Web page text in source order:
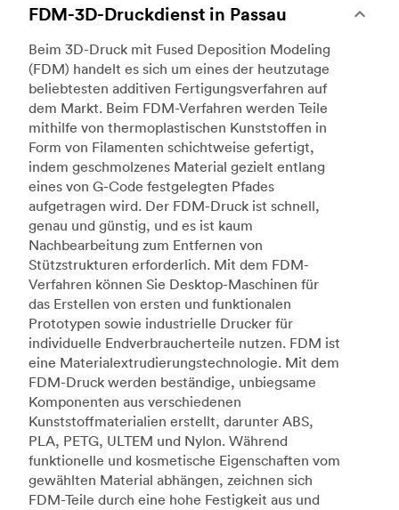
FDM-3D-Druckdienst in Passau
Beim 3D-Druck mit Fused Deposition Modeling
(FDM) handelt es sich um eines der heutzutage
beliebtesten additiven Fertigungsverfahren auf
dem Markt. Beim FDM-Verfahren werden Teile
mithilfe von thermoplastischen Kunststoffen in
Form von Filamenten schichtweise gefertigt,
indem geschmolzenes Material gezielt entlang
eines von G-Code festgelegten Pfades
aufgetragen wird. Der FDM-Druck ist schnell,
genau und günstig, und es ist kaum
Nachbearbeitung zum Entfernen von
Stützstrukturen erforderlich. Mit dem FDM-
Verfahren können Sie Desktop-Maschinen für
das Erstellen von ersten und funktionalen
Prototypen sowie industrielle Drucker für
individuelle Endverbraucherteile nutzen. FDM ist
eine Materialextrudierungstechnologie. Mit dem
FDM-Druck werden beständige, unbiegsame
Komponenten aus verschiedenen
Kunststoffmaterialien erstellt, darunter ABS,
PLA, PETG, ULTEM und Nylon. Während
funktionelle und kosmetische Eigenschaften vom
gewählten Material abhängen, zeichnen sich
FDM-Teile durch eine hohe Festigkeit aus und